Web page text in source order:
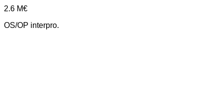
2.6 M€
OS/OP interpro.